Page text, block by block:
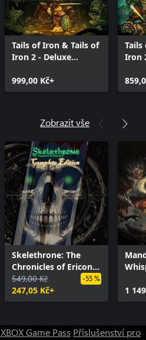
Tails of Iron & Tails of
Iron 2 - Deluxe
999,00 Kč+
Tails
Iron
Zobrazit vše
Skelethrone: The
Chronicles of Ericona
- Complete Edition
549,00 Kč
247,05 Kč+
-55 %
1
XBOX Game Pass Příslušenství pro